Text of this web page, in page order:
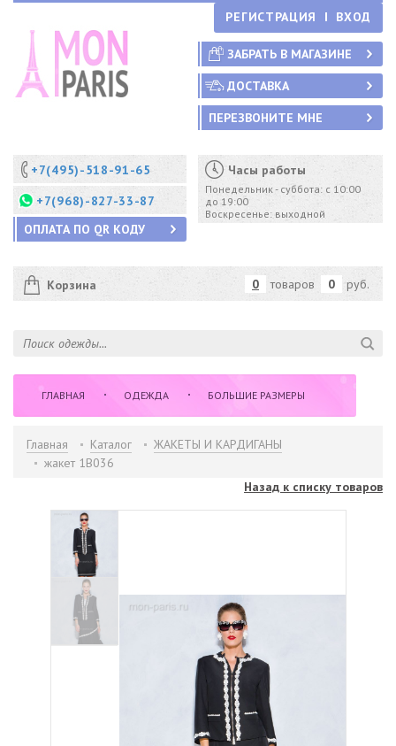
РЕГИСТРАЦИЯ ВХОД
ЗАБРАТЬ В МАГАЗИНЕ
ДОСТАВКА
ПЕРЕЗВОНИТЕ МНЕ
+7(495)-518-91-65
+7(968)-827-33-87
ОПЛАТА ПО QR КОДУ
Часы работы
Понедельник - суббота: с 10:00
до 19:00
Воскресенье: выходной
Корзина 0 товаров 0 руб.
ГЛАВНАЯ ОДЕЖДА БОЛЬШИЕ РАЗМЕРЫ
РАСПРОДАЖА БРЕНДЫ
Главная Каталог
ЖАКЕТЫ И КАРДИГАНЫ
жакет 1B036
Назад к списку товаров